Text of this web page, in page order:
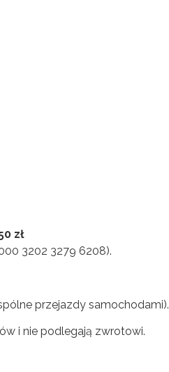
zł
3202 3279 6208).
przejazdy samochodami).
i nie podlegają zwrotowi.